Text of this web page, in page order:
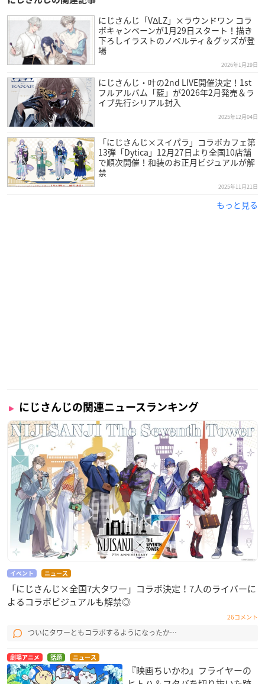
にじさんじ「VΔLZ」×ラウンドワン コラ
ボキャンペーンが1月29日スタート！描き
下ろしイラストのノベルティ＆グッズが登
場
2026年1月29日
にじさんじ・叶の2nd LIVE開催決定！1st
フルアルバム「藍」が2026年2月発売＆ラ
イブ先行シリアル封入
2025年12月04日
「にじさんじ×スイパラ」コラボカフェ第
13弾「Dytica」12月27日より全国10店舗
で順次開催！和装のお正月ビジュアルが解
禁
2025年11月21日
もっと見る
にじさんじの関連ニュースランキング
イベント ニュース
「にじさんじ×全国7大タワー」コラボ決定！7人のライバーに
よるコラボビジュアルも解禁◎
26コメント
ついにタワーともコラボするようになったか…
劇場アニメ 話題 ニュース
『映画ちいかわ』フライヤーの